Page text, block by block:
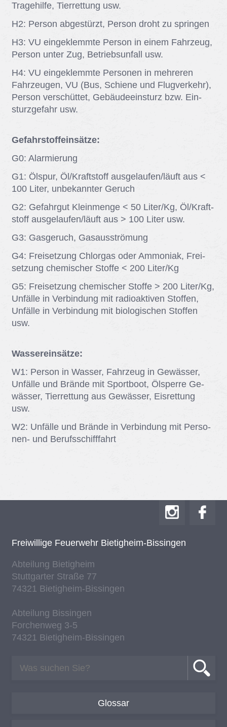
Tra­ge­hil­fe, Tier­ret­tung usw.
H2: Per­son ab­ge­stürzt, Per­son droht zu sprin­gen
H3: VU ein­ge­klemm­te Per­son in ei­nem Fahr­zeug,
Per­son un­ter Zug, Be­triebs­un­fall usw.
H4: VU ein­ge­klemm­te Per­so­nen in meh­re­ren
Fahr­zeu­gen, VU (Bus, Schie­ne und Flug­ver­kehr),
Per­son ver­schüt­tet, Ge­bäu­de­ein­sturz bzw. Ein­
sturz­ge­fahr usw.
Gefahrstoffeinsätze:
G0: Alar­mie­rung
G1: Ölspur, Öl/​Kraft­stoff aus­ge­lau­fen/​läuft aus <
100 Li­ter, un­be­kann­ter Ge­ruch
G2: Ge­fahr­gut Klein­men­ge < 50 Li­ter/​Kg, Öl/​Kraft­
stoff aus­ge­lau­fen/​läuft aus > 100 Li­ter usw.
G3: Gas­ge­ruch, Gas­aus­strö­mung
G4: Frei­set­zung Chlor­gas oder Am­mo­ni­ak, Frei­
set­zung che­mi­scher Stof­fe < 200 Li­ter/​Kg
G5: Frei­set­zung che­mi­scher Stof­fe > 200 Li­ter/​Kg,
Un­fäl­le in Ver­bin­dung mit ra­dio­ak­ti­ven Stof­fen,
Un­fäl­le in Ver­bin­dung mit bio­lo­gi­schen Stof­fen
usw.
Wassereinsätze:
W1: Per­son in Was­ser, Fahr­zeug in Ge­wäs­ser,
Un­fäl­le und Brän­de mit Sport­boot, Ölsper­re Ge­
wäs­ser, Tier­ret­tung aus Ge­wäs­ser, Eis­ret­tung
usw.
W2: Un­fäl­le und Brän­de in Ver­bin­dung mit Per­so­
nen- und Be­rufs­schiff­fahrt
Frei­wil­li­ge Feu­er­wehr Bie­tig­heim-Bis­sin­gen
Ab­tei­lung Bie­tig­heim
Stutt­gar­ter Stra­ße 77
74321 Bie­tig­heim-Bis­sin­gen
Ab­tei­lung Bis­sin­gen
For­chen­weg 3-5
74321 Bie­tig­heim-Bis­sin­gen
Glossar